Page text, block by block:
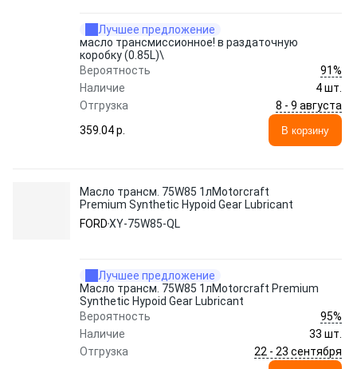
Лучшее предложение
масло трансмиссионное! в раздаточную
коробку (0.85L)\
Вероятность
91%
Наличие
4 шт.
Отгрузка
8 - 9 августа
359.04 p.
В корзину
Масло трансм. 75W85 1лMotorcraft
Premium Synthetic Hypoid Gear Lubricant
FORDXY-75W85-QL
Лучшее предложение
Масло трансм. 75W85 1лMotorcraft Premium
Synthetic Hypoid Gear Lubricant
Вероятность
95%
Наличие
33 шт.
Отгрузка
22 - 23 сентября